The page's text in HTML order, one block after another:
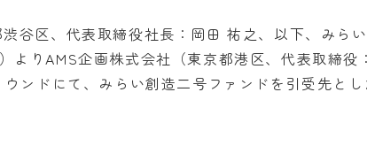
区、代表取締役社長：岡田 祐之、以下、みら
りAMS企画株式会社（東京都港区、代表取締役
ドにて、みらい創造二号ファンドを引受先とし